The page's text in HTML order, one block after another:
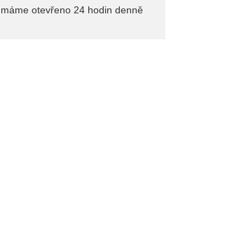
máme otevřeno 24 hodin denně